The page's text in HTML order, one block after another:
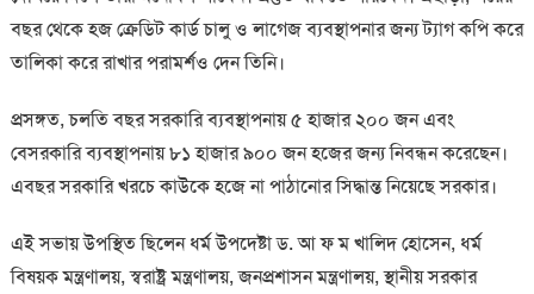
বছর থেকে হজ ক্রেডিট কার্ড চালু ও লাগেজ ব্যবস্থাপনার জন্য ট্যাগ কপি করে
তালিকা করে রাখার পরামর্শও দেন তিনি।
প্রসঙ্গত, চলতি বছর সরকারি ব্যবস্থাপনায় ৫ হাজার ২০০ জন এবং
বেসরকারি ব্যবস্থাপনায় ৮১ হাজার ৯০০ জন হজের জন্য নিবন্ধন করেছেন।
এবছর সরকারি খরচে কাউকে হজে না পাঠানোর সিদ্ধান্ত নিয়েছে সরকার।
এই সভায় উপস্থিত ছিলেন ধর্ম উপদেষ্টা ড. আ ফ ম খালিদ হোসেন, ধর্ম
বিষয়ক মন্ত্রণালয়, স্বরাষ্ট্র মন্ত্রণালয়, জনপ্রশাসন মন্ত্রণালয়, স্থানীয় সরকার